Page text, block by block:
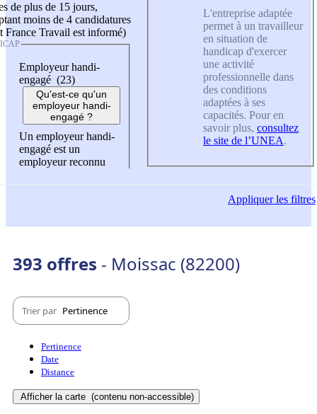
de plus de 15 jours,
moins de 4 candidatures
France Travail est informé)
Employeur handi-
engagé (23)
Qu'est-ce qu'un
employeur handi-
engagé ?
Un employeur handi-
engagé est un
employeur reconnu
L'entreprise adaptée
permet à un travailleur
en situation de
handicap d'exercer
une activité
professionnelle dans
des conditions
adaptées à ses
capacités. Pour en
savoir plus, consultez
le site de l’UNEA.
Appliquerles filtres
393 offres - Moissac (82200)
Trier par Pertinence
Pertinence
Date
Distance
Afficher la carte (contenu non-accessible)